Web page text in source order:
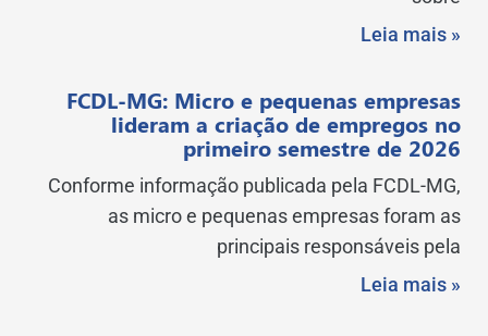
Leia mais »
FCDL-MG: Micro e pequenas empresas
lideram a criação de empregos no
primeiro semestre de 2026
Conforme informação publicada pela FCDL-MG,
as micro e pequenas empresas foram as
principais responsáveis pela
Leia mais »